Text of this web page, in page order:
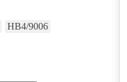
HB4/9006